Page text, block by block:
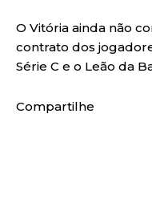
O Vitória ainda não
contrato dos
Série C e o Leão da
Compartilhe